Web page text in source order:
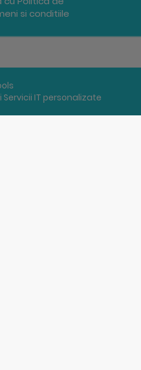
si conditiile
IT personalizate